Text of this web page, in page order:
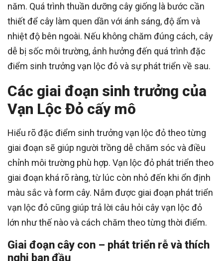
năm. Quá trình thuần dưỡng cây giống là bước cần
thiết để cây làm quen dần với ánh sáng, độ ẩm và
nhiệt độ bên ngoài. Nếu không chăm đúng cách, cây
dễ bị sốc môi trường, ảnh hưởng đến quá trình đặc
điểm sinh trưởng vạn lộc đỏ và sự phát triển về sau.
Các giai đoạn sinh trưởng của
Vạn Lộc Đỏ cấy mô
Hiểu rõ đặc điểm sinh trưởng vạn lộc đỏ theo từng
giai đoạn sẽ giúp người trồng dễ chăm sóc và điều
chỉnh môi trường phù hợp. Vạn lộc đỏ phát triển theo
giai đoạn khá rõ ràng, từ lúc còn nhỏ đến khi ổn định
màu sắc và form cây. Nắm được giai đoạn phát triển
vạn lộc đỏ cũng giúp trả lời câu hỏi cây vạn lộc đỏ
lớn như thế nào và cách chăm theo từng thời điểm.
Giai đoạn cây con – phát triển rễ và thích
nghi ban đầu